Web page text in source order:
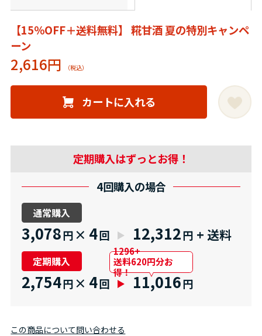
【15％OFF＋送料無料】 糀甘酒 夏の特別キャンペ
ーン
2,616円
カートに入れる
定期購入はずっとお得！
4回購入の場合
通常購入
3,078円× 4回 12,312円 + 送料
定期購入
2,754円× 4回 11,016円
1296+
送料620円分お
得！
この商品について問い合わせる